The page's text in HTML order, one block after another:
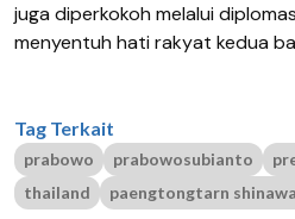
juga diperkokoh melalui
menyentuh hati rakyat kedua
Tag Terkait
prabowo prabowosubianto
thailand
paengtongtarn